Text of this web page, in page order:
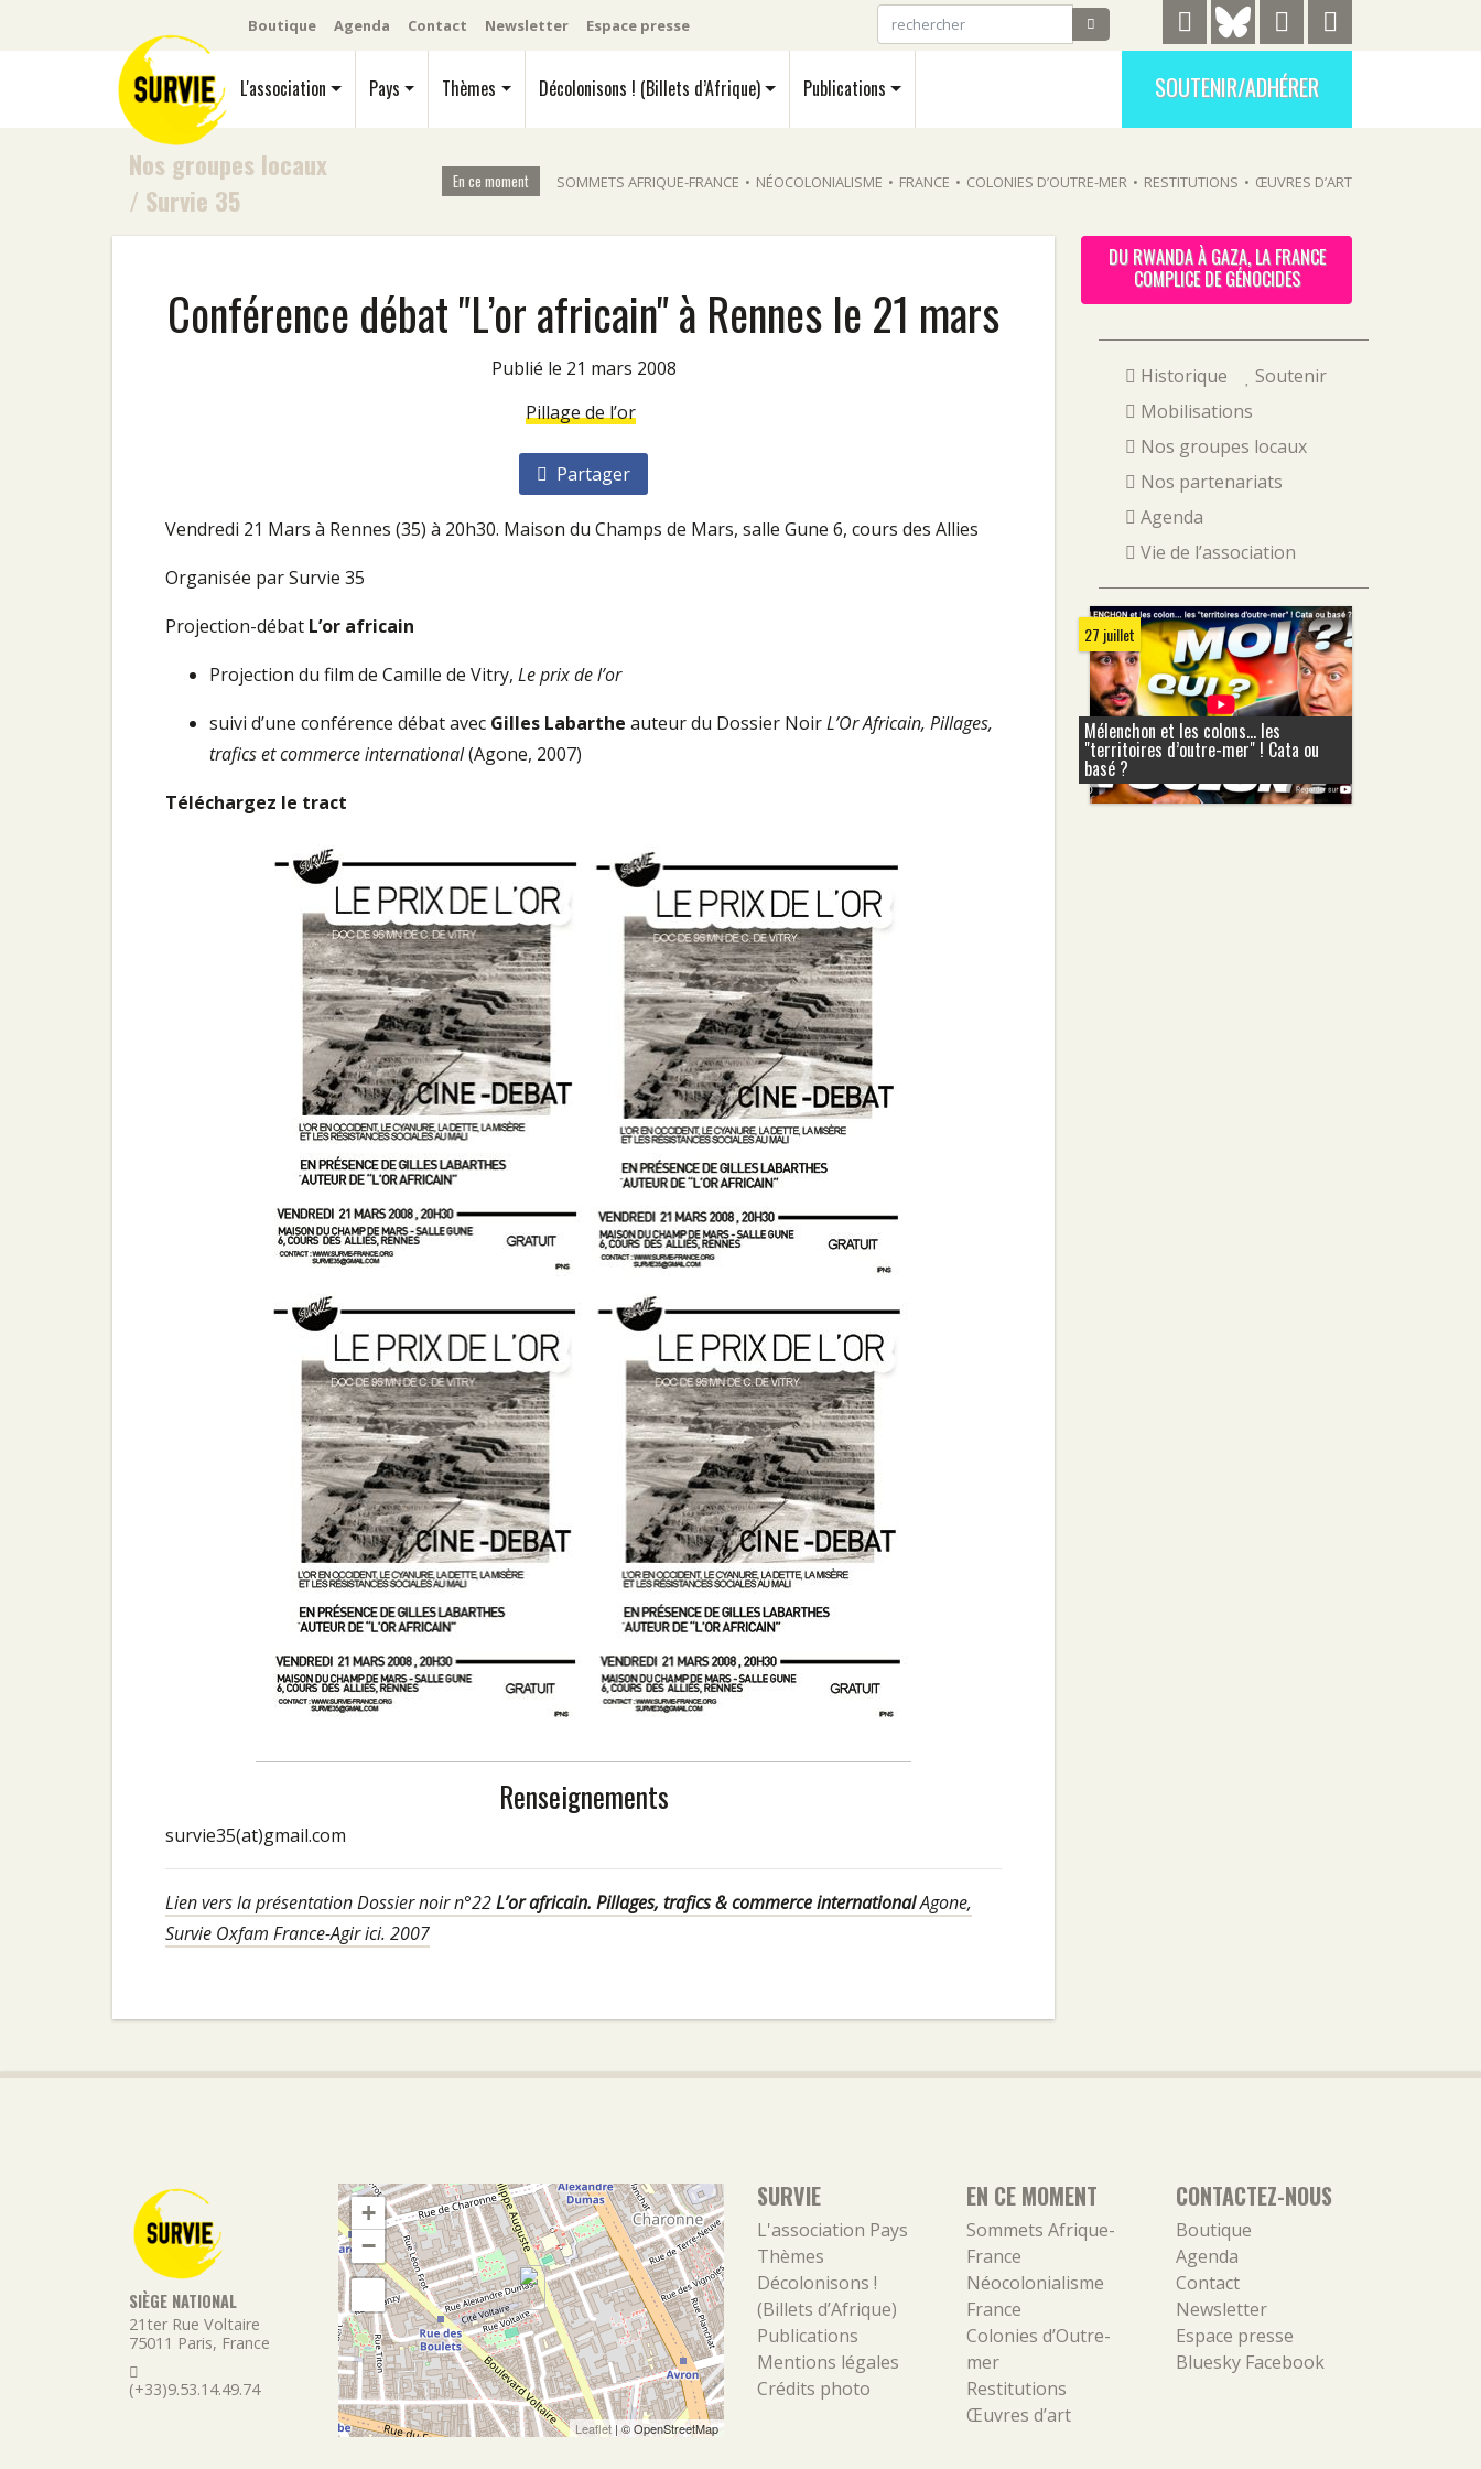
Boutique Agenda Contact Newsletter Espace presse
L'association Pays Thèmes Décolonisons ! (Billets d’Afrique) Publications SOUTENIR/ADHÉRER
Nos groupes locaux
/ Survie 35
En ce moment SOMMETS AFRIQUE-FRANCE • NÉOCOLONIALISME • FRANCE • COLONIES D’OUTRE-MER • RESTITUTIONS • ŒUVRES D’ART
Conférence débat "L’or africain" à Rennes le 21 mars
Publié le 21 mars 2008
Pillage de l’or
Partager
Vendredi 21 Mars à Rennes (35) à 20h30. Maison du Champs de Mars, salle Gune 6, cours des Allies
Organisée par Survie 35
Projection-débat L’or africain
Projection du film de Camille de Vitry, Le prix de l’or
suivi d’une conférence débat avec Gilles Labarthe auteur du Dossier NoirL’Or Africain, Pillages,
trafics et commerce international(Agone, 2007)
Téléchargez le tract
Renseignements
survie35(at)gmail.com
Lien vers la présentation Dossier noir n°22L’or africain. Pillages, trafics & commerce internationalAgone,
Survie Oxfam France-Agir ici. 2007
DU RWANDA À GAZA, LA FRANCE
COMPLICE DE GÉNOCIDES
Historique
Soutenir
Mobilisations
Nos groupes locaux
Nos partenariats
Agenda
Vie de l’association
27 juillet
Mélenchon et les colons... les
"territoires d’outre-mer" ! Cata ou
basé ?
SIÈGE NATIONAL
21ter Rue Voltaire
75011 Paris, France
(+33)9.53.14.49.74
+
−
Leaflet | ©OpenStreetMap
SURVIE
L'association Pays
Thèmes
Décolonisons !
(Billets d’Afrique)
Publications
Mentions légales
Crédits photo
EN CE MOMENT
Sommets Afrique-
France
Néocolonialisme
France
Colonies d’Outre-
mer
Restitutions
Œuvres d’art
CONTACTEZ-NOUS
Boutique
Agenda
Contact
Newsletter
Espace presse
Bluesky Facebook